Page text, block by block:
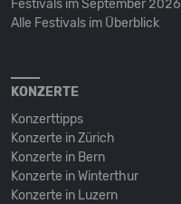
Festivals im September 2026
Alle Festivals im Überblick
KONZERTE
Konzerttipps
Konzerte in Zürich
Konzerte in Bern
Konzerte in Winterthur
Konzerte in Luzern